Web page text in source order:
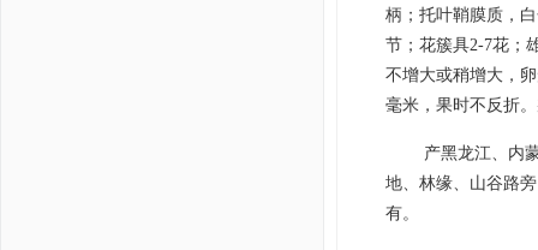
柄；托叶鞘膜质，
节；花簇具2-7花；
不增大或稍增大，
毫米，果时不反折
产黑龙江、内
地、林缘、山谷路
有。